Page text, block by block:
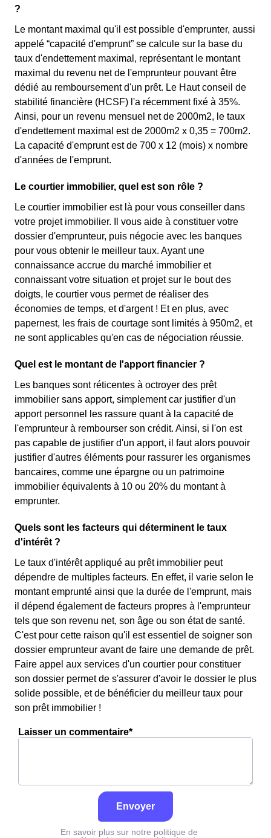
?
Le montant maximal qu'il est possible d'emprunter, aussi
appelé “capacité d'emprunt” se calcule sur la base du
taux d'endettement maximal, représentant le montant
maximal du revenu net de l'emprunteur pouvant être
dédié au remboursement d'un prêt. Le Haut conseil de
stabilité financière (HCSF) l'a récemment fixé à 35%.
Ainsi, pour un revenu mensuel net de 2000m2, le taux
d'endettement maximal est de 2000m2 x 0,35 = 700m2.
La capacité d'emprunt est de 700 x 12 (mois) x nombre
d'années de l'emprunt.
Le courtier immobilier, quel est son rôle ?
Le courtier immobilier est là pour vous conseiller dans
votre projet immobilier. Il vous aide à constituer votre
dossier d'emprunteur, puis négocie avec les banques
pour vous obtenir le meilleur taux. Ayant une
connaissance accrue du marché immobilier et
connaissant votre situation et projet sur le bout des
doigts, le courtier vous permet de réaliser des
économies de temps, et d'argent ! Et en plus, avec
papernest, les frais de courtage sont limités à 950m2, et
ne sont applicables qu'en cas de négociation réussie.
Quel est le montant de l'apport financier ?
Les banques sont réticentes à octroyer des prêt
immobilier sans apport, simplement car justifier d'un
apport personnel les rassure quant à la capacité de
l'emprunteur à rembourser son crédit. Ainsi, si l'on est
pas capable de justifier d'un apport, il faut alors pouvoir
justifier d'autres éléments pour rassurer les organismes
bancaires, comme une épargne ou un patrimoine
immobilier équivalents à 10 ou 20% du montant à
emprunter.
Quels sont les facteurs qui déterminent le taux
d'intérêt ?
Le taux d'intérêt appliqué au prêt immobilier peut
dépendre de multiples facteurs. En effet, il varie selon le
montant emprunté ainsi que la durée de l'emprunt, mais
il dépend également de facteurs propres à l'emprunteur
tels que son revenu net, son âge ou son état de santé.
C'est pour cette raison qu'il est essentiel de soigner son
dossier emprunteur avant de faire une demande de prêt.
Faire appel aux services d'un courtier pour constituer
son dossier permet de s'assurer d'avoir le dossier le plus
solide possible, et de bénéficier du meilleur taux pour
son prêt immobilier !
Laisser un commentaire*
Envoyer
En savoir plus sur notre politique de